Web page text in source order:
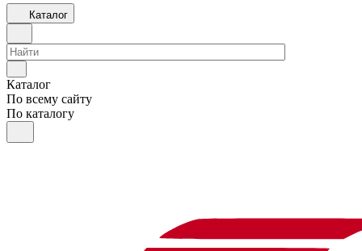
Каталог
Каталог
По всему сайту
По каталогу